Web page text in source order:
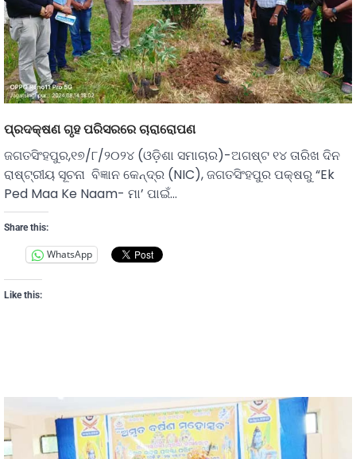
ପ୍ରଦକ୍ଷଣ ଗୃହ ପରିସରରେ ଚାରାରୋପଣ
ଜଗତସିଂହପୁର,୧୭/୮/୨୦୨୪ (ଓଡ଼ିଶା ସମାଚାର)-ଅଗଷ୍ଟ ୧୪ ତାରିଖ ଦିନ
ରାଷ୍ଟ୍ରୀୟ ସୂଚନା ବିଜ୍ଞାନ କେନ୍ଦ୍ର (NIC), ଜଗତସିଂହପୁର ପକ୍ଷରୁ “Ek
Ped Maa Ke Naam- ମା’ ପାଇଁ…
Share this:
WhatsApp
Like this: